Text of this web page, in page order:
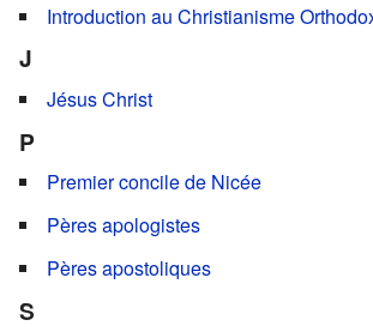
Introduction au Christianisme
J
Jésus Christ
P
Premier concile de Nicée
Pères apologistes
Pères apostoliques
S